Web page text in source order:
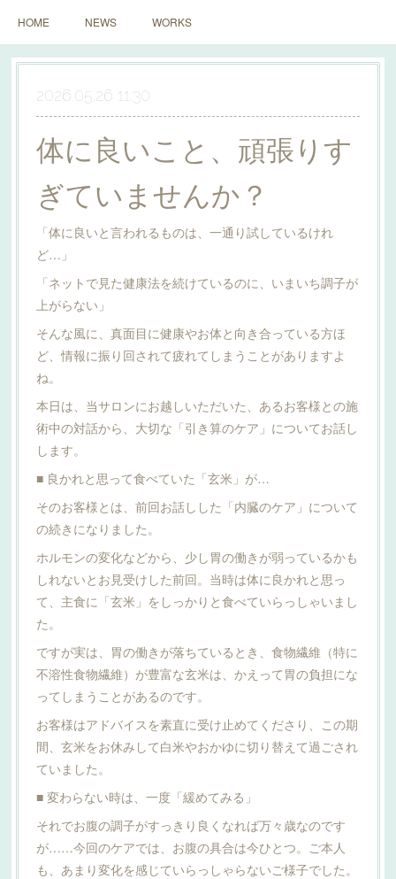
HOME NEWS WORKS
2026.05.26 11:30
体に良いこと、頑張りす
ぎていませんか？
「体に良いと言われるものは、一通り試しているけれ
ど…」
「ネットで見た健康法を続けているのに、いまいち調子が
上がらない」
そんな風に、真面目に健康やお体と向き合っている方ほ
ど、情報に振り回されて疲れてしまうことがありますよ
ね。
本日は、当サロンにお越しいただいた、あるお客様との施
術中の対話から、大切な「引き算のケア」についてお話し
します。
■ 良かれと思って食べていた「玄米」が…
そのお客様とは、前回お話しした「内臓のケア」について
の続きになりました。
ホルモンの変化などから、少し胃の働きが弱っているかも
しれないとお見受けした前回。当時は体に良かれと思っ
て、主食に「玄米」をしっかりと食べていらっしゃいまし
た。
ですが実は、胃の働きが落ちているとき、食物繊維（特に
不溶性食物繊維）が豊富な玄米は、かえって胃の負担にな
ってしまうことがあるのです。
お客様はアドバイスを素直に受け止めてくださり、この期
間、玄米をお休みして白米やおかゆに切り替えて過ごされ
ていました。
■ 変わらない時は、一度「緩めてみる」
それでお腹の調子がすっきり良くなれば万々歳なのです
が……今回のケアでは、お腹の具合は今ひとつ。ご本人
も、あまり変化を感じていらっしゃらないご様子でした。